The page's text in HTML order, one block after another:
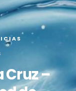
Cruz –